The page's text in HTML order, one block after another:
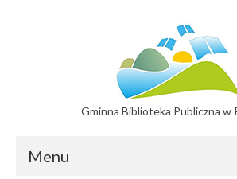
Gminna Biblioteka Publiczna w
Menu